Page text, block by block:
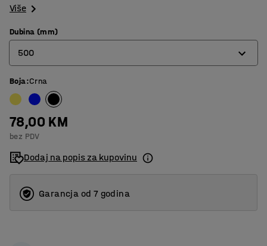
Više
Dubina (mm)
500
400
500
600
Boja:Crna
78,00 KM
bez PDV
Dodaj na popis za kupovinu
Garancja od 7 godina